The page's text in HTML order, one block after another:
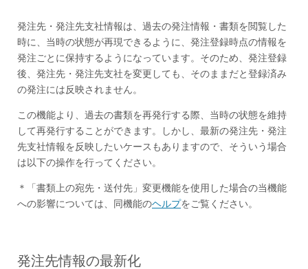
発注先・発注先支社情報は、過去の発注情報・書類を閲覧した
時に、当時の状態が再現できるように、発注登録時点の情報を
発注ごとに保持するようになっています。そのため、発注登録
後、発注先・発注先支社を変更しても、そのままだと登録済み
の発注には反映されません。
この機能より、過去の書類を再発行する際、当時の状態を維持
して再発行することができます。しかし、最新の発注先・発注
先支社情報を反映したいケースもありますので、そういう場合
は以下の操作を行ってください。
＊「書類上の宛先・送付先」変更機能を使用した場合の当機能
への影響については、同機能のヘルプをご覧ください。
発注先情報の最新化